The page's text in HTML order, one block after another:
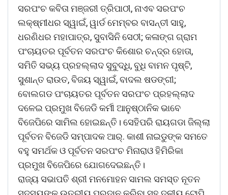
ସରପଂଚ କବିତା ମଞ୍ଜରୀ ତ୍ରିପାଠୀ, ନାଏବ ସରପଂଚ
ଲକ୍ଷ୍ମୀଧର ସ୍ୱାଇଁ, ୱାର୍ଡ ମେମ୍ବର ବାସନ୍ତୀ ସାହୁ,
ଧରଣିଧର ମହାପାତ୍ର, ସୁବାସିନି ସେଠୀ; କଳାଙ୍ଗ ଗ୍ରାମ
ପଂଚାୟତର ପୂର୍ବତନ ସରପଂଚ କିଶୋର ଚନ୍ଦ୍ର ହୋତା,
ସମିତି ସଭ୍ୟ ପ୍ରହଲ୍ଲାଦ ସୁବୁଦ୍ଧି, ବୁଧି ବାମନ ପୃଷ୍ଟି,
ସୁଶାନ୍ତ ରାଉତ, ବିଜୟ ସ୍ୱାଇଁ, ବାଦଲ ଷଡଙ୍ଗୀ;
ବୋଲଗଡ ପଂଚାୟତର ପୂର୍ବତନ ସରପଂଚ ପ୍ରହଲ୍ଲାଦ
ଦଳେଇ ପ୍ରମୁଖ ବିଜେଡି କର୍ମୀ ଆନୁଷ୍ଠାନିକ ଭାବେ
ବିଜେପିରେ ସାମିଲ ହୋଇଛନ୍ତି। ସେହିପରି ରାୟଗଡା ଜିଲ୍ଲା
ପୂର୍ବତନ ବିଜେଡି ସମ୍ପାଦକ ଆର୍‌. କାଶୀ ନାଇଡୁଙ୍କ ସମତେ
ବହୁ ସମର୍ଥକ ଓ ପୂର୍ବତନ ସରପଂଚ ମିନାରାଓ ହିମିରିକା
ପ୍ରମୁଖ ବିଜେପିରେ ଯୋଗଦେଇଛନ୍ତି।
ରାଜ୍ୟ ସଭାପତି ଶ୍ରୀ ମନମୋହନ ସାମଲ ସମସ୍ତ ନୂତନ